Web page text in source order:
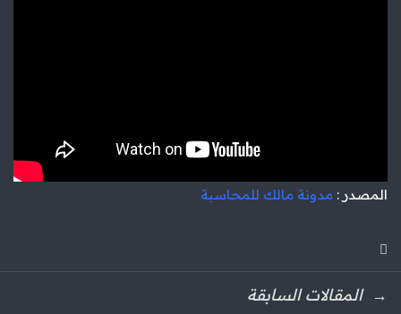
المصدر : مدونة مالك للمحاسبة
المقالات السابقة